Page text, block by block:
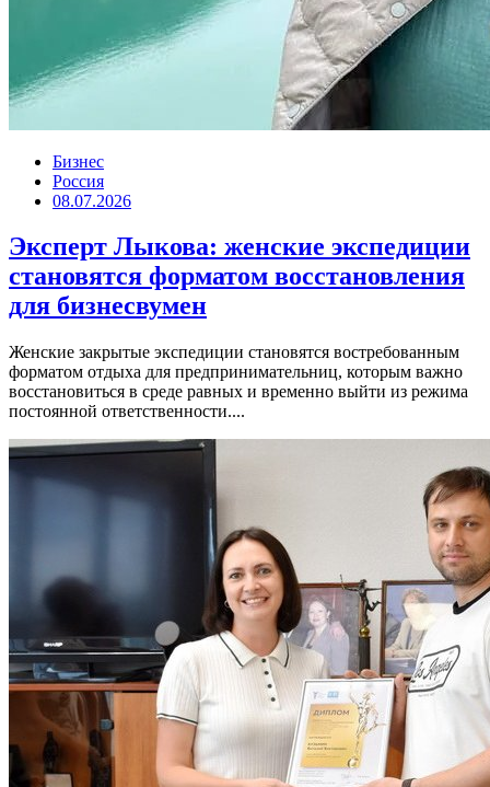
Бизнес
Россия
08.07.2026
Эксперт Лыкова: женские экспедиции
становятся форматом восстановления
для бизнесвумен
Женские закрытые экспедиции становятся востребованным
форматом отдыха для предпринимательниц, которым важно
восстановиться в среде равных и временно выйти из режима
постоянной ответственности....